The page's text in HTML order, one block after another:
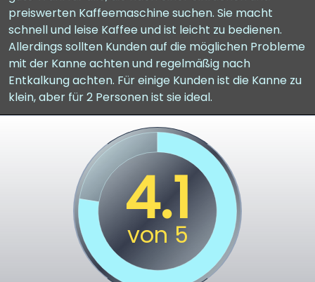
preiswerten Kaffeemaschine suchen. Sie macht
schnell und leise Kaffee und ist leicht zu bedienen.
Allerdings sollten Kunden auf die möglichen Probleme
mit der Kanne achten und regelmäßig nach
Entkalkung achten. Für einige Kunden ist die Kanne zu
klein, aber für 2 Personen ist sie ideal.